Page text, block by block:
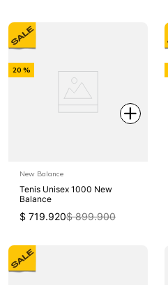
-
20 %
New Balance
Tenis Unisex 1000 New
Balance
$ 719.920$ 899.900
-